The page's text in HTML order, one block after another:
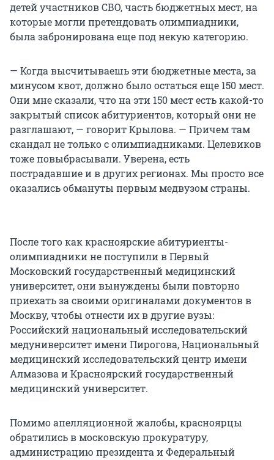
детей участников СВО, часть бюджетных мест, на
которые могли претендовать олимпиадники,
была забронирована еще под некую категорию.
— Когда высчитываешь эти бюджетные места, за
минусом квот, должно было остаться еще 150 мест.
Они мне сказали, что на эти 150 мест есть какой-то
закрытый список абитуриентов, который они не
разглашают, — говорит Крылова. — Причем там
скандал не только с олимпиадниками. Целевиков
тоже повыбрасывали. Уверена, есть
пострадавшие и в других регионах. Мы просто все
оказались обмануты первым медвузом страны.
После того как красноярские абитуриенты-
олимпиадники не поступили в Первый
Московский государственный медицинский
университет, они вынуждены были повторно
приехать за своими оригиналами документов в
Москву, чтобы отнести их в другие вузы:
Российский национальный исследовательский
медуниверситет имени Пирогова, Национальный
медицинский исследовательский центр имени
Алмазова и Красноярский государственный
медицинский университет.
Помимо апелляционной жалобы, красноярцы
обратились в московскую прокуратуру,
администрацию президента и Федеральный